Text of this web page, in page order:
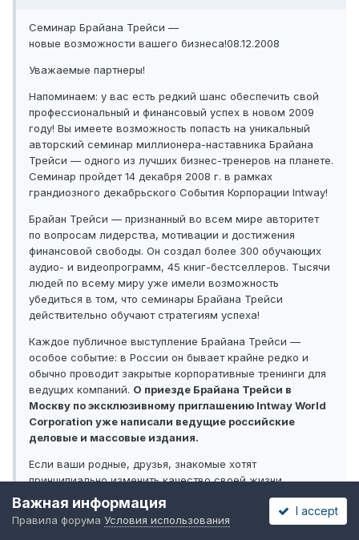
Семинар Брайана Трейси —
новые возможности вашего бизнеса!08.12.2008
Уважаемые партнеры!
Напоминаем: у вас есть редкий шанс обеспечить свой
профессиональный и финансовый успех в новом 2009
году! Вы имеете возможность попасть на уникальный
авторский семинар миллионера-наставника Брайана
Трейси — одного из лучших бизнес-тренеров на планете.
Семинар пройдет 14 декабря 2008 г. в рамках
грандиозного декабрьского События Корпорации Intway!
Брайан Трейси — признанный во всем мире авторитет
по вопросам лидерства, мотивации и достижения
финансовой свободы. Он создал более 300 обучающих
аудио- и видеопрограмм, 45 книг-бестселлеров. Тысячи
людей по всему миру уже имели возможность
убедиться в том, что семинары Брайана Трейси
действительно обучают стратегиям успеха!
Каждое публичное выступление Брайана Трейси —
особое событие: в России он бывает крайне редко и
обычно проводит закрытые корпоративные тренинги для
ведущих компаний. О приезде Брайана Трейси в
Москву по эксклюзивному приглашению Intway World
Corporation уже написали ведущие российские
деловые и массовые издания.
Если ваши родные, друзья, знакомые хотят
принципиально изменить качество своей жизни,
подарите им шанс сделать это вместе с Брайаном
Трейси!
Важная информация
Правила форума Условия использования
I accept